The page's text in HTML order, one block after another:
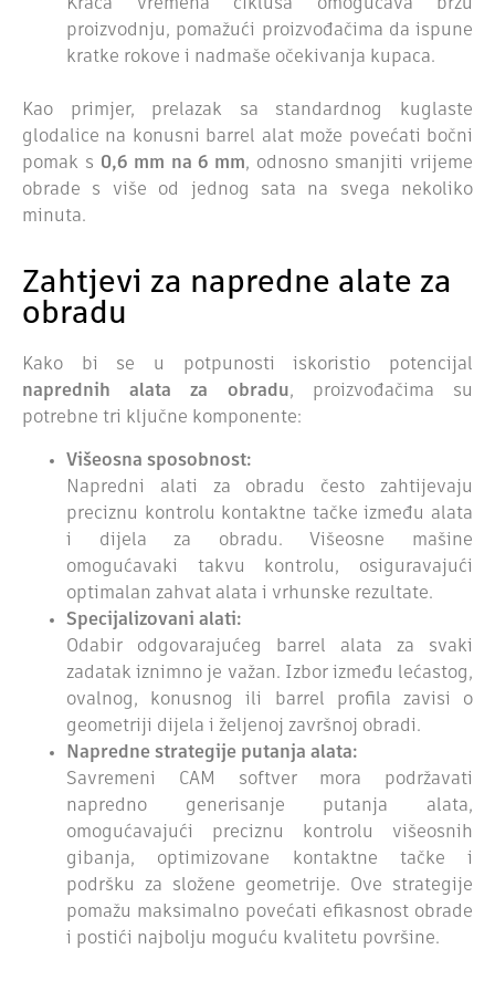
Kraća vremena ciklusa omogućava bržu
proizvodnju, pomažući proizvođačima da ispune
kratke rokove i nadmaše očekivanja kupaca.
Kao primjer, prelazak sa standardnog kuglaste
glodalice na konusni barrel alat može povećati bočni
pomak s 0,6 mm na 6 mm, odnosno smanjiti vrijeme
obrade s više od jednog sata na svega nekoliko
minuta.
Zahtjevi za napredne alate za
obradu
Kako bi se u potpunosti iskoristio potencijal
naprednih alata za obradu, proizvođačima su
potrebne tri ključne komponente:
Višeosna sposobnost:
Napredni alati za obradu često zahtijevaju
preciznu kontrolu kontaktne tačke između alata
i dijela za obradu. Višeosne mašine
omogućavaki takvu kontrolu, osiguravajući
optimalan zahvat alata i vrhunske rezultate.
Specijalizovani alati:
Odabir odgovarajućeg barrel alata za svaki
zadatak iznimno je važan. Izbor između lećastog,
ovalnog, konusnog ili barrel profila zavisi o
geometriji dijela i željenoj završnoj obradi.
Napredne strategije putanja alata:
Savremeni CAM softver mora podržavati
napredno generisanje putanja alata,
omogućavajući preciznu kontrolu višeosnih
gibanja, optimizovane kontaktne tačke i
podršku za složene geometrije. Ove strategije
pomažu maksimalno povećati efikasnost obrade
i postići najbolju moguću kvalitetu površine.